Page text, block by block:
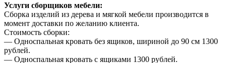
Услуги сборщиков мебели:
Сборка изделий из дерева и мягкой мебели производится в
момент доставки по желанию клиента.
Стоимость сборки:
— Односпальная кровать без ящиков, шириной до 90 см 1300
рублей.
— Односпальная кровать с ящиками 1300 рублей.